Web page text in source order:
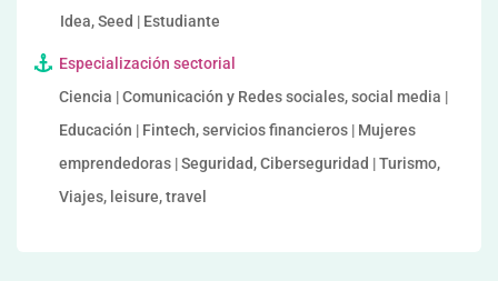
Idea, Seed | Estudiante
Especialización sectorial
Ciencia | Comunicación y Redes sociales, social media |
Educación | Fintech, servicios financieros | Mujeres
emprendedoras | Seguridad, Ciberseguridad | Turismo,
Viajes, leisure, travel